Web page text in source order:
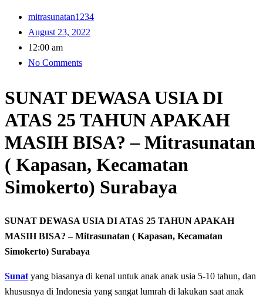
mitrasunatan1234
August 23, 2022
12:00 am
No Comments
SUNAT DEWASA USIA DI
ATAS 25 TAHUN APAKAH
MASIH BISA? – Mitrasunatan
( Kapasan, Kecamatan
Simokerto) Surabaya
SUNAT DEWASA USIA DI ATAS 25 TAHUN APAKAH
MASIH BISA? – Mitrasunatan ( Kapasan, Kecamatan
Simokerto) Surabaya
Sunat yang biasanya di kenal untuk anak anak usia 5-10 tahun, dan
khususnya di Indonesia yang sangat lumrah di lakukan saat anak